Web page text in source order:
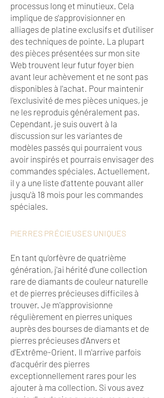
processus long et minutieux. Cela
implique de s'approvisionner en
alliages de platine exclusifs et d'utiliser
des techniques de pointe. La plupart
des pièces présentées sur mon site
Web trouvent leur futur foyer bien
avant leur achèvement et ne sont pas
disponibles à l'achat. Pour maintenir
l'exclusivité de mes pièces uniques, je
ne les reproduis généralement pas.
Cependant, je suis ouvert à la
discussion sur les variantes de
modèles passés qui pourraient vous
avoir inspirés et pourrais envisager des
commandes spéciales. Actuellement,
il y a une liste d'attente pouvant aller
jusqu'à 18 mois pour les commandes
spéciales.
PIERRES PRÉCIEUSES UNIQUES
En tant qu'orfèvre de quatrième
génération, j'ai hérité d'une collection
rare de diamants de couleur naturelle
et de pierres précieuses difficiles à
trouver. Je m'approvisionne
régulièrement en pierres uniques
auprès des bourses de diamants et de
pierres précieuses d'Anvers et
d'Extrême-Orient. Il m'arrive parfois
d'acquérir des pierres
exceptionnellement rares pour les
ajouter à ma collection. Si vous avez